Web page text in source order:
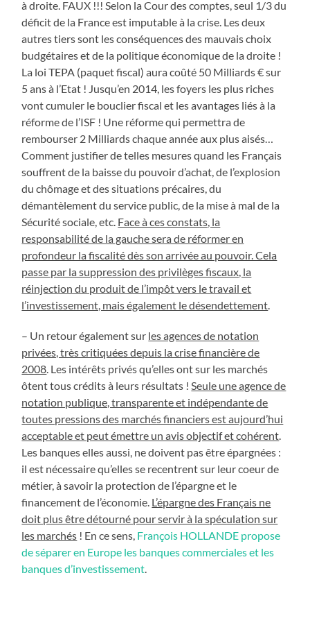
à droite. FAUX !!! Selon la Cour des comptes, seul 1/3 du
déficit de la France est imputable à la crise. Les deux
autres tiers sont les conséquences des mauvais choix
budgétaires et de la politique économique de la droite !
La loi TEPA (paquet fiscal) aura coûté 50 Milliards € sur
5 ans à l’Etat ! Jusqu’en 2014, les foyers les plus riches
vont cumuler le bouclier fiscal et les avantages liés à la
réforme de l’ISF ! Une réforme qui permettra de
rembourser 2 Milliards chaque année aux plus aisés…
Comment justifier de telles mesures quand les Français
souffrent de la baisse du pouvoir d’achat, de l’explosion
du chômage et des situations précaires, du
démantèlement du service public, de la mise à mal de la
Sécurité sociale, etc. Face à ces constats, la
responsabilité de la gauche sera de réformer en
profondeur la fiscalité dès son arrivée au pouvoir. Cela
passe par la suppression des privilèges fiscaux, la
réinjection du produit de l’impôt vers le travail et
l’investissement, mais également le désendettement.
– Un retour également sur les agences de notation
privées, très critiquées depuis la crise financière de
2008. Les intérêts privés qu’elles ont sur les marchés
ôtent tous crédits à leurs résultats !Seule une agence de
notation publique, transparente et indépendante de
toutes pressions des marchés financiers est aujourd’hui
acceptable et peut émettre un avis objectif et cohérent.
Les banques elles aussi, ne doivent pas être épargnées :
il est nécessaire qu’elles se recentrent sur leur coeur de
métier, à savoir la protection de l’épargne et le
financement de l’économie. L’épargne des Français ne
doit plus être détourné pour servir à la spéculation sur
les marchés ! En ce sens, François HOLLANDE propose
de séparer en Europe les banques commerciales et les
banques d’investissement.